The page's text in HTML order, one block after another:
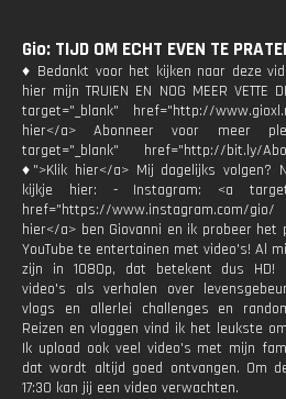
Gio: TIJD OM ECHT EVEN TE
♦ Bedankt voor het kijken naar deze
hier mijn TRUIEN EN NOG MEER VETTE
target="_blank" href="http://
hier</a> Abonneer voor meer
target="_blank" href="http://bit.ly/
♦">Klik hier</a> Mij dagelijks volgen?
kijkje hier: - Instagram: <a
href="https://www.instagram.com/
hier</a> ben Giovanni en ik probeer het
YouTube te entertainen met video's! Al
zijn in 1080p, dat betekent dus HD!
video's als verhalen over
vlogs en allerlei challenges en
Reizen en vloggen vind ik het leukste
Ik upload ook veel video's met mijn
dat wordt altijd goed ontvangen. Om
17:30 kan jij een video verwachten.